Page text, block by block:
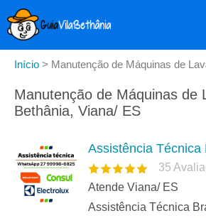
Início > Manutenção de Máquinas de
Manutenção de Máquinas de
Bethânia, Viana/ ES
Assistência Técnica
35
Atende Viana/ ES
Assistência Técnica